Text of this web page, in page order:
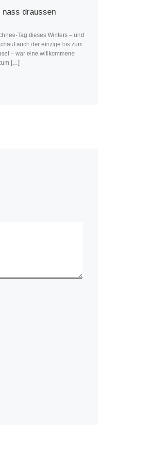
nass draussen
Tag dieses Winters – und
auch der einzige bis zum
– war eine willkommene
[…]